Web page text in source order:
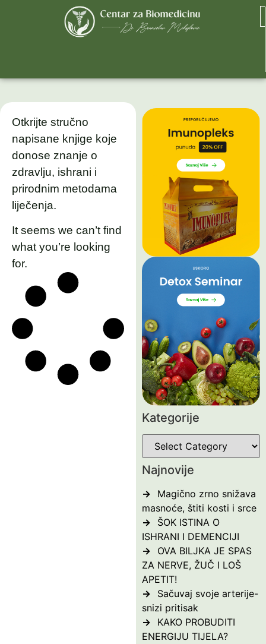
Otkrijte stručno
napisane knjige koje
donose znanje o
zdravlju, ishrani i
prirodnim metodama
liječenja.
It seems we can’t find
what you’re looking
for.
Kategorije
Najnovije
Magično zrno snižava
masnoće, štiti kosti i srce
ŠOK ISTINA O
ISHRANI I DEMENCIJI
OVA BILJKA JE SPAS
ZA NERVE, ŽUČ I LOŠ
APETIT!
Sačuvaj svoje arterije-
snizi pritisak
KAKO PROBUDITI
ENERGIJU TIJELA?